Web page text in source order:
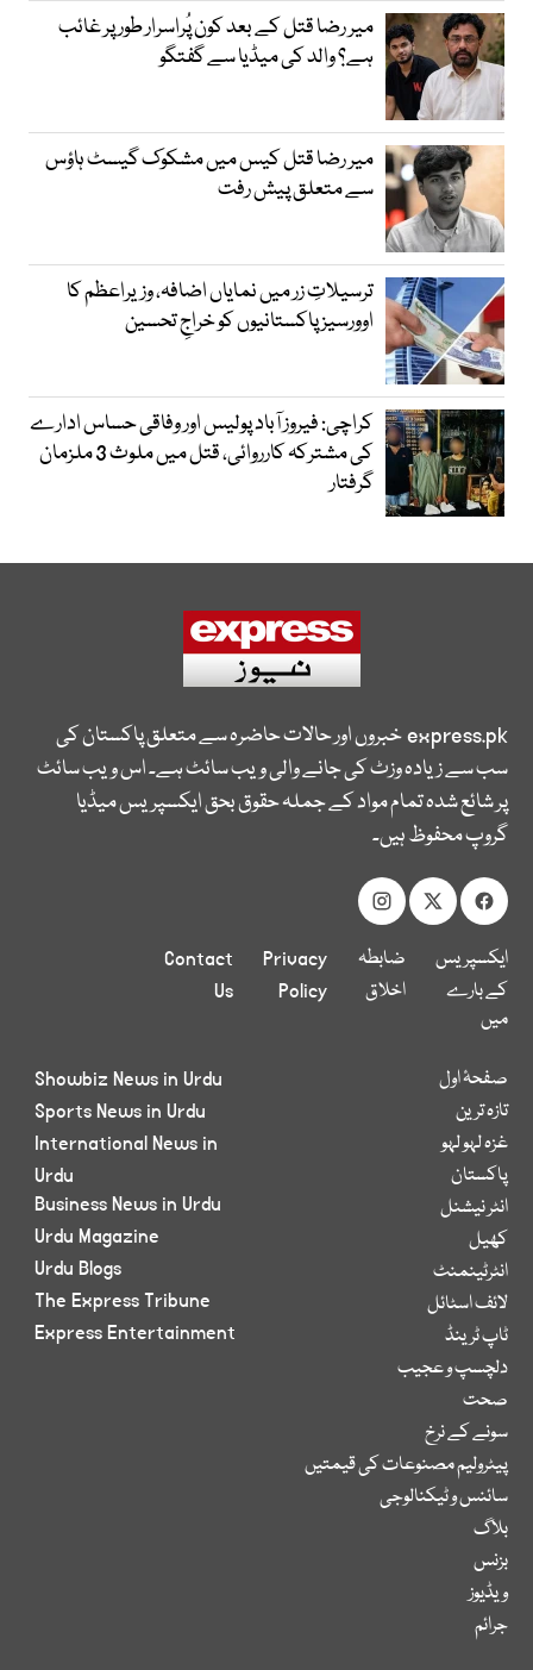
میر رضا قتل کے بعد کون پُراسرار طور پر غائب
ہے؟ والد کی میڈیا سے گفتگو
میر رضا قتل کیس میں مشکوک گیسٹ ہاؤس
سے متعلق پیش رفت
ترسیلاتِ زر میں نمایاں اضافہ، وزیراعظم کا
اوورسیز پاکستانیوں کو خراجِ تحسین
کراچی: فیروز آباد پولیس اور وفاقی حساس ادارے
کی مشترکہ کارروائی، قتل میں ملوث 3 ملزمان
گرفتار
express.pkخبروں اور حالات حاضرہ سے متعلق پاکستان کی
سب سے زیادہ وزٹ کی جانے والی ویب سائٹ ہے۔ اس ویب سائٹ
پر شائع شدہ تمام مواد کے جملہ حقوق بحق ایکسپریس میڈیا
گروپ محفوظ ہیں۔
ایکسپریس
کے بارے
میں
ضابطہ
اخلاق
Privacy
Policy
Contact
Us
صفحۂ اول
تازہ ترین
غزہ لہو لہو
پاکستان
انٹر نیشنل
کھیل
انٹرٹینمنٹ
لائف اسٹائل
ٹاپ ٹرینڈ
دلچسپ و عجیب
صحت
سونے کے نرخ
پیٹرولیم مصنوعات کی قیمتیں
سائنس و ٹیکنالوجی
بلاگ
بزنس
ویڈیوز
جرائم
Showbiz News in Urdu
Sports News in Urdu
International News in
Urdu
Business News in Urdu
Urdu Magazine
Urdu Blogs
The Express Tribune
Express Entertainment